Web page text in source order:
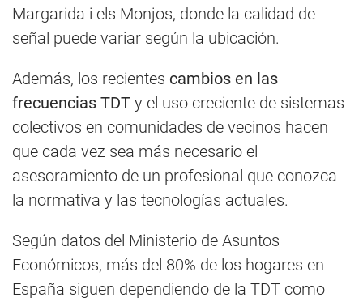
Margarida i els Monjos, donde la calidad de
señal puede variar según la ubicación.
Además, los recientes cambios en las
frecuencias TDT y el uso creciente de sistemas
colectivos en comunidades de vecinos hacen
que cada vez sea más necesario el
asesoramiento de un profesional que conozca
la normativa y las tecnologías actuales.
Según datos del Ministerio de Asuntos
Económicos, más del 80% de los hogares en
España siguen dependiendo de la TDT como